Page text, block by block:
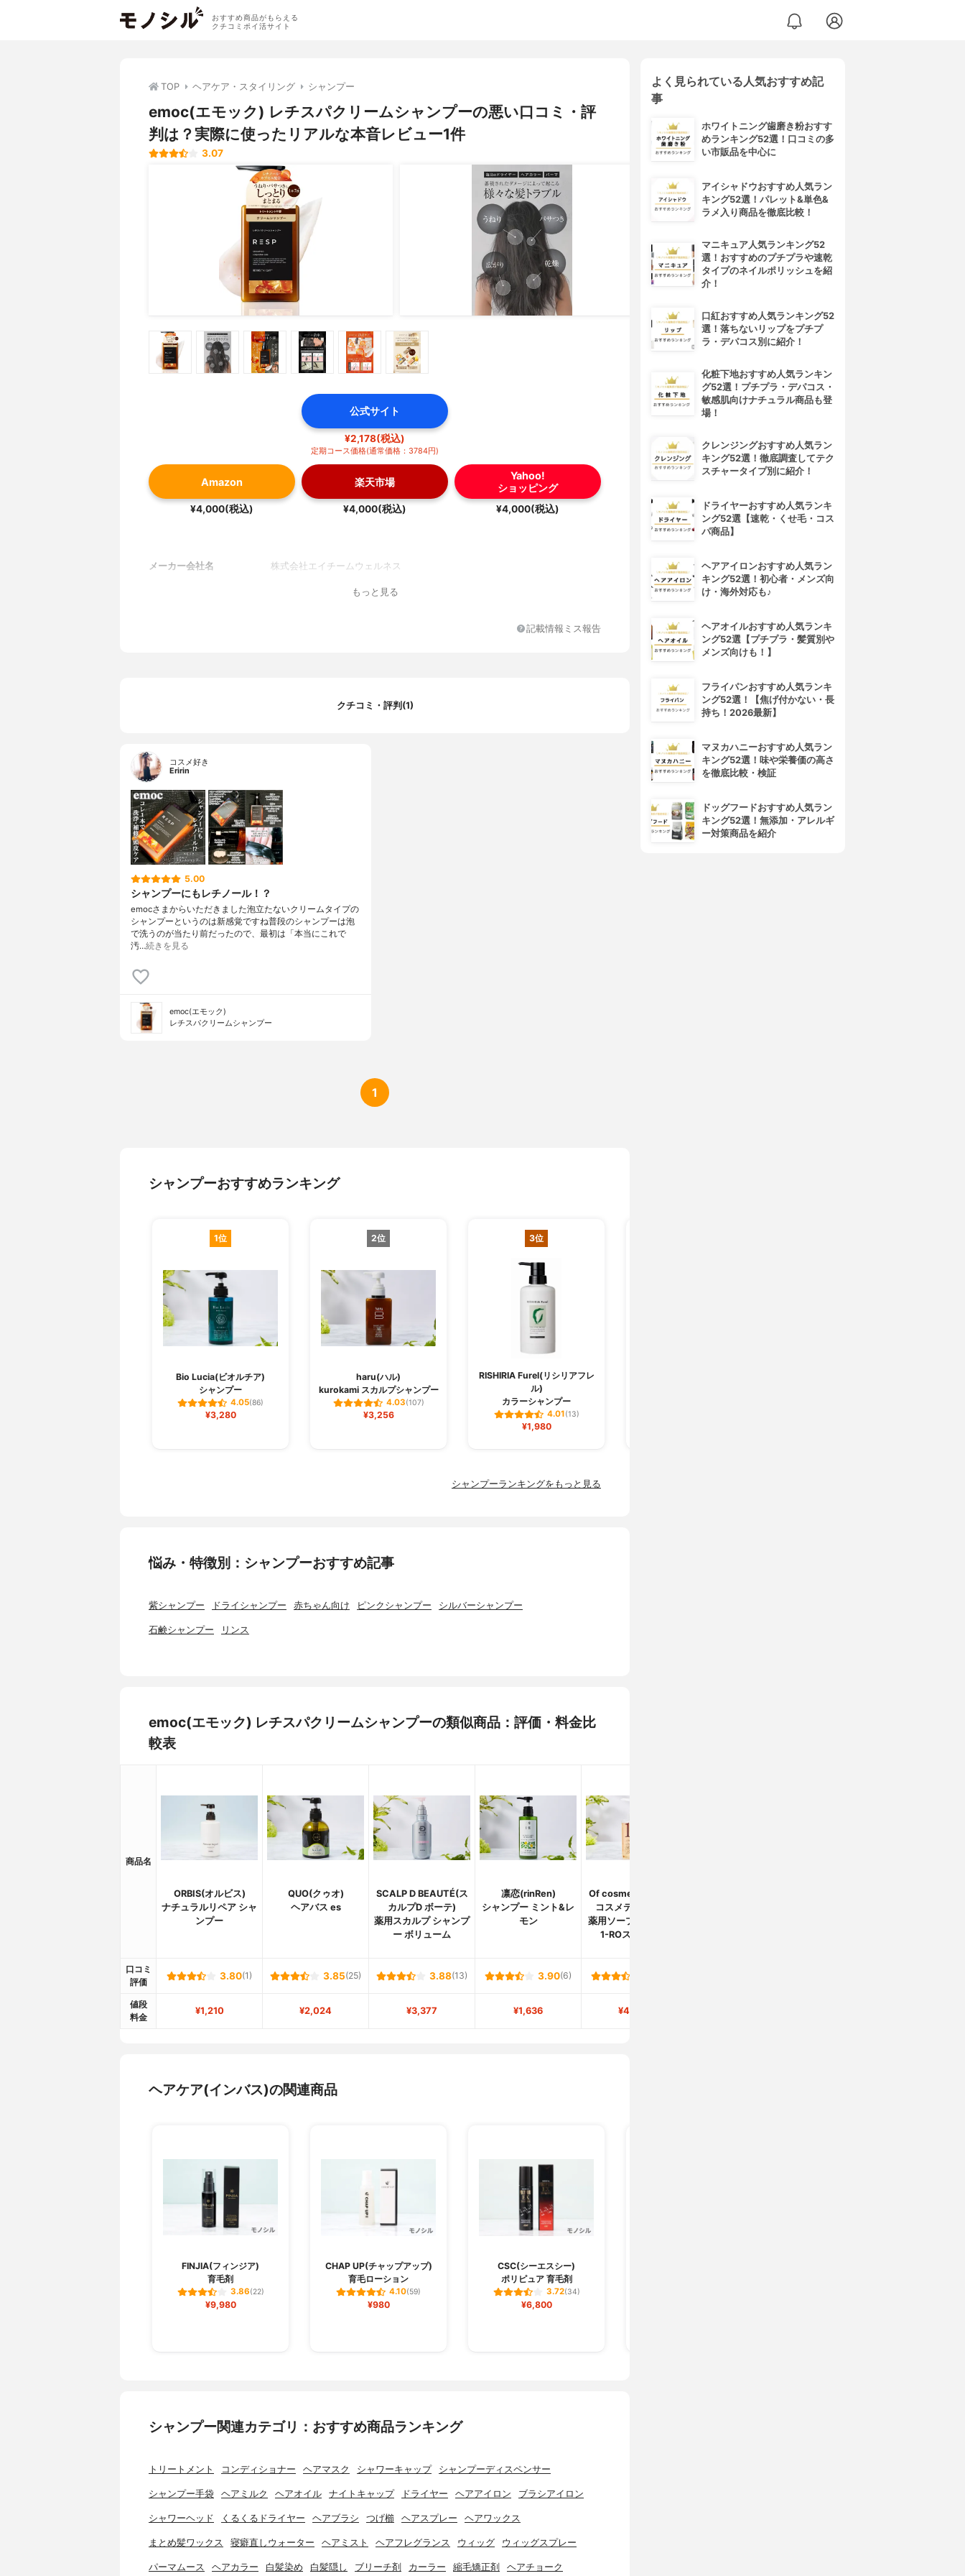
おすすめ商品がもらえる
クチコミポイ活サイト
TOP ヘアケア・スタイリング シャンプー
emoc(エモック) レチスパクリームシャンプーの悪い口コミ・評
判は？実際に使ったリアルな本音レビュー1件
3.07
公式サイト
¥2,178(税込)
定期コース価格(通常価格：3784円)
Amazon
¥4,000(税込)
楽天市場
¥4,000(税込)
Yahoo!
ショッピング
¥4,000(税込)
メーカー会社名 株式会社エイチームウェルネス
もっと見る
記載情報ミス報告
クチコミ・評判(1)
コスメ好き
Eririn
5.00
シャンプーにもレチノール！？
emocさまからいただきました泡立たないクリームタイプの
シャンプーというのは新感覚ですね普段のシャンプーは泡
で洗うのが当たり前だったので、最初は「本当にこれで
汚…続きを見る
emoc(エモック)
レチスパクリームシャンプー
1
シャンプーおすすめランキング
1位
Bio Lucia(ビオルチア)
シャンプー
4.05(86)
¥3,280
2位
haru(ハル)
kurokami スカルプシャンプー
4.03(107)
¥3,256
3位
RISHIRIA Furel(リシリアフレ
ル)
カラーシャンプー
4.01(13)
¥1,980
シャンプーランキングをもっと見る
悩み・特徴別：シャンプーおすすめ記事
紫シャンプー ドライシャンプー 赤ちゃん向け ピンクシャンプー シルバーシャンプー
石鹸シャンプー リンス
emoc(エモック) レチスパクリームシャンプーの類似商品：評価・料金比
較表
商品名
ORBIS(オルビス)
ナチュラルリペア シャ
ンプー
QUO(クゥオ)
ヘアバス es
SCALP D BEAUTÉ(ス
カルプD ボーテ)
薬用スカルプ シャンプ
ー ボリューム
凛恋(rinRen)
シャンプー ミント&レ
モン
Of cosmetics(オブ・
コスメティックス)
薬用ソープオブヘア・
1-ROスキャルプ
口コミ
評価
3.80(1) 3.85(25) 3.88(13) 3.90(6)
値段
料金
¥1,210 ¥2,024 ¥3,377 ¥1,636 ¥4,037
ヘアケア(インバス)の関連商品
FINJIA(フィンジア)
育毛剤
3.86(22)
¥9,980
CHAP UP(チャップアップ)
育毛ローション
4.10(59)
¥980
CSC(シーエスシー)
ポリピュア 育毛剤
3.72(34)
¥6,800
シャンプー関連カテゴリ：おすすめ商品ランキング
トリートメント コンディショナー ヘアマスク シャワーキャップ シャンプーディスペンサー
シャンプー手袋 ヘアミルク ヘアオイル ナイトキャップ ドライヤー ヘアアイロン ブラシアイロン
シャワーヘッド くるくるドライヤー ヘアブラシ つげ櫛 ヘアスプレー ヘアワックス
まとめ髪ワックス 寝癖直しウォーター ヘアミスト ヘアフレグランス ウィッグ ウィッグスプレー
パーマムース ヘアカラー 白髪染め 白髪隠し ブリーチ剤 カーラー 縮毛矯正剤 ヘアチョーク
よく見られている人気おすすめ記
事
ホワイトニング歯磨き粉おすす
めランキング52選！口コミの多
い市販品を中心に
アイシャドウおすすめ人気ラン
キング52選！パレット&単色&
ラメ入り商品を徹底比較！
マニキュア人気ランキング52
選！おすすめのプチプラや速乾
タイプのネイルポリッシュを紹
介！
口紅おすすめ人気ランキング52
選！落ちないリップをプチプ
ラ・デパコス別に紹介！
化粧下地おすすめ人気ランキン
グ52選！プチプラ・デパコス・
敏感肌向けナチュラル商品も登
場！
クレンジングおすすめ人気ラン
キング52選！徹底調査してテク
スチャータイプ別に紹介！
ドライヤーおすすめ人気ランキ
ング52選【速乾・くせ毛・コス
パ商品】
ヘアアイロンおすすめ人気ラン
キング52選！初心者・メンズ向
け・海外対応も♪
ヘアオイルおすすめ人気ランキ
ング52選【プチプラ・髪質別や
メンズ向けも！】
フライパンおすすめ人気ランキ
ング52選！【焦げ付かない・長
持ち！2026最新】
マヌカハニーおすすめ人気ラン
キング52選！味や栄養価の高さ
を徹底比較・検証
ドッグフードおすすめ人気ラン
キング52選！無添加・アレルギ
ー対策商品を紹介